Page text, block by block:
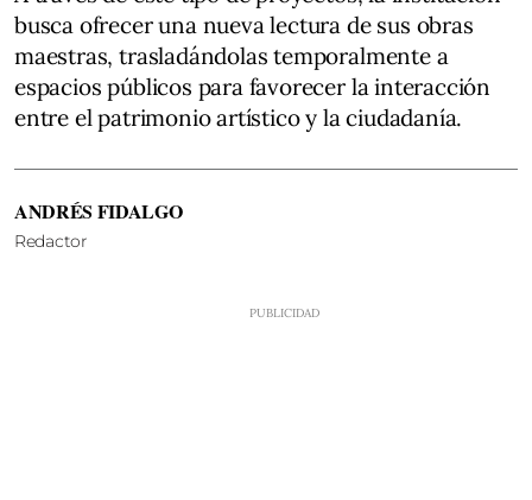
busca ofrecer una nueva lectura de sus obras
maestras, trasladándolas temporalmente a
espacios públicos para favorecer la interacción
entre el patrimonio artístico y la ciudadanía.
ANDRÉS FIDALGO
Redactor